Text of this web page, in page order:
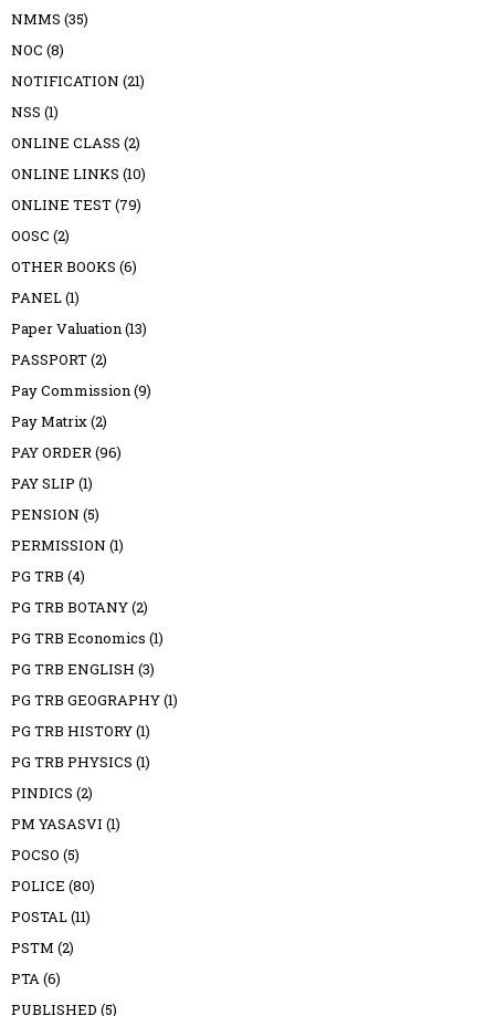
NMMS (35)
NOC (8)
NOTIFICATION (21)
NSS (1)
ONLINE CLASS (2)
ONLINE LINKS (10)
ONLINE TEST(79)
OOSC (2)
OTHER BOOKS (6)
PANEL(1)
Paper Valuation(13)
PASSPORT(2)
Pay Commission(9)
Pay Matrix(2)
PAY ORDER(96)
PAY SLIP (1)
PENSION (5)
PERMISSION (1)
PG TRB (4)
PG TRB BOTANY(2)
PG TRB Economics (1)
PG TRB ENGLISH (3)
PG TRB GEOGRAPHY(1)
PG TRB HISTORY(1)
PG TRB PHYSICS (1)
PINDICS (2)
PM YASASVI (1)
POCSO (5)
POLICE (80)
POSTAL(11)
PSTM (2)
PTA(6)
PUBLISHED (5)